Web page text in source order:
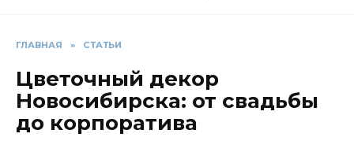
ГЛАВНАЯ » СТАТЬИ
Цветочный декор
Новосибирска: от свадьбы
до корпоратива